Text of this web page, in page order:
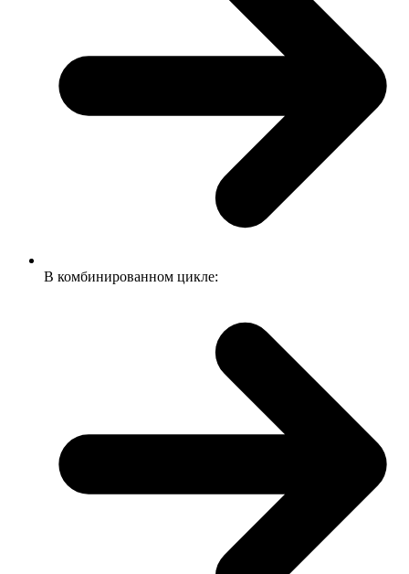
В комбинированном цикле: